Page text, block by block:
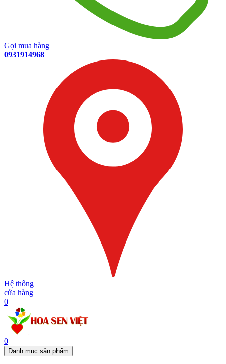
Gọi mua hàng
0931914968
Hệ thống
cửa hàng
0
0
Danh mục sản phẩm